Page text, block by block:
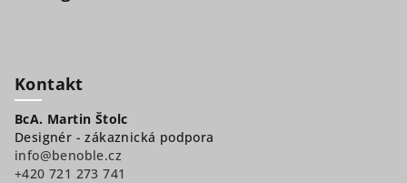
Kontakt
BcA. Martin Štolc
Designér - zákaznická podpora
info@benoble.cz
+420 721 273 741